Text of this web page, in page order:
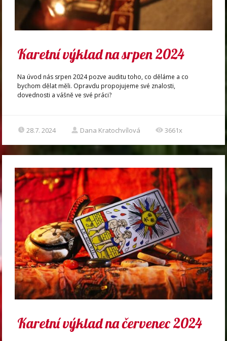
Karetní výklad na srpen 2024
Na úvod nás srpen 2024 pozve auditu toho, co děláme a co
bychom dělat měli. Opravdu propojujeme své znalosti,
dovednosti a vášně ve své práci?
28.7. 2024 Dana Kratochvílová 3661x
Karetní výklad na červenec 2024